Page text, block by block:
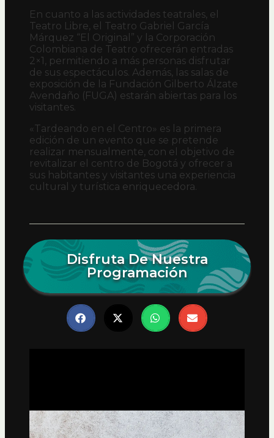
En cuanto a las actividades teatrales, el
Teatro Libre, el Teatro Gabriel García
Márquez “El Original” y la Corporación
Colombiana de Teatro ofrecerán entradas
2×1, permitiendo a más personas disfrutar
de sus espectáculos. Además, las salas de
exposición de la Fundación Gilberto Álzate
Avendaño (FUGA) estarán abiertas para los
visitantes.
«Tardeando en el Centro» es la primera
edición de un evento que se pretende
realizar mensualmente, con el objetivo de
revitalizar el centro de Bogotá y ofrecer a
sus habitantes y visitantes una experiencia
cultural y turística enriquecedora.
Disfruta De Nuestra
Programación